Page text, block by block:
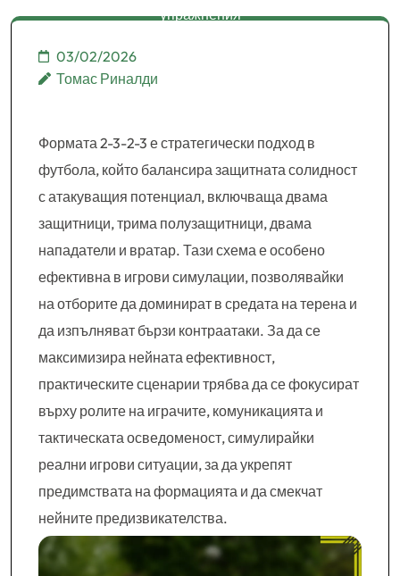
упражнения
03/02/2026
Томас Риналди
Формата 2-3-2-3 е стратегически подход в
футбола, който балансира защитната солидност
с атакуващия потенциал, включваща двама
защитници, трима полузащитници, двама
нападатели и вратар. Тази схема е особено
ефективна в игрови симулации, позволявайки
на отборите да доминират в средата на терена и
да изпълняват бързи контраатаки. За да се
максимизира нейната ефективност,
практическите сценарии трябва да се фокусират
върху ролите на играчите, комуникацията и
тактическата осведоменост, симулирайки
реални игрови ситуации, за да укрепят
предимствата на формацията и да смекчат
нейните предизвикателства.